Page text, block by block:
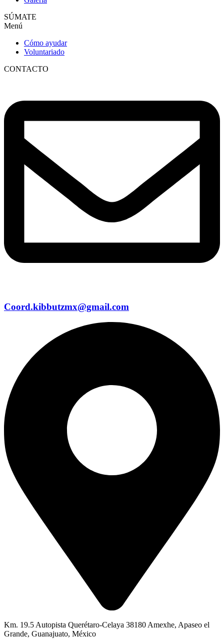
SÚMATE
Menú
Cómo ayudar
Voluntariado
CONTACTO
Coord.kibbutzmx@gmail.com
Km. 19.5 Autopista Querétaro-Celaya 38180 Amexhe, Apaseo el
Grande, Guanajuato, México